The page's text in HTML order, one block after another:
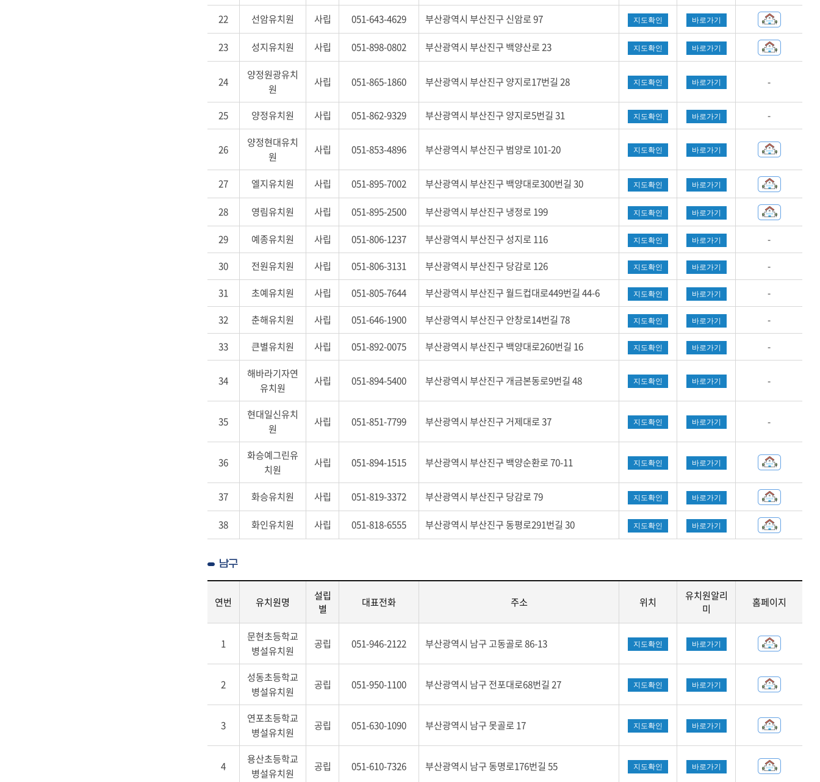
22 선암유치원 사립 051-643-4629 부산광역시 부산진구 신암로 97 지도확인 바로가기
23 성지유치원 사립 051-898-0802 부산광역시 부산진구 백양산로 23 지도확인 바로가기
24
양정원광유치
원
사립 051-865-1860 부산광역시 부산진구 양지로17번길 28 지도확인 바로가기 -
25 양정유치원 사립 051-862-9329 부산광역시 부산진구 양지로5번길 31 지도확인 바로가기 -
26
양정현대유치
원
사립 051-853-4896 부산광역시 부산진구 범양로 101-20 지도확인 바로가기
27 엘지유치원 사립 051-895-7002 부산광역시 부산진구 백양대로300번길 30 지도확인 바로가기
28 영림유치원 사립 051-895-2500 부산광역시 부산진구 냉정로 199 지도확인 바로가기
29 예종유치원 사립 051-806-1237 부산광역시 부산진구 성지로 116 지도확인 바로가기
-
30
전원유치원 사립 051-806-3131 부산광역시 부산진구 당감로 126 지도확인 바로가기
-
31
초예유치원 사립 051-805-7644 부산광역시 부산진구 월드컵대로449번길 44-6 지도확인 바로가기
-
32
춘해유치원 사립 051-646-1900 부산광역시 부산진구 안창로14번길 78 지도확인 바로가기
-
33
큰별유치원 사립 051-892-0075 부산광역시 부산진구 백양대로260번길 16 지도확인 바로가기 -
34
해바라기자연
유치원
사립 051-894-5400 부산광역시 부산진구 개금본동로9번길 48 지도확인 바로가기 -
35
현대일신유치
원
사립 051-851-7799 부산광역시 부산진구 거제대로 37 지도확인 바로가기 -
36
화승예그린유
치원
사립 051-894-1515 부산광역시 부산진구 백양순환로 70-11 지도확인 바로가기
37 화승유치원 사립 051-819-3372 부산광역시 부산진구 당감로 79 지도확인 바로가기
38 화인유치원 사립 051-818-6555 부산광역시 부산진구 동평로291번길 30 지도확인 바로가기
남구
-
유
연번 유치원명
설립
별
대표전화 주소 위치
유치원알리
미
홈페이지
1
문현초등학교
병설유치원
공립 051-946-2122 부산광역시 남구 고동골로 86-13 지도확인 바로가기
2
성동초등학교
병설유치원
공립 051-950-1100 부산광역시 남구 전포대로68번길 27 지도확인 바로가기
3
연포초등학교
병설유치원
공립 051-630-1090 부산광역시 남구 못골로 17 지도확인 바로가기
4
용산초등학교
병설유치원
공립 051-610-7326 부산광역시 남구 동명로176번길 55 지도확인 바로가기